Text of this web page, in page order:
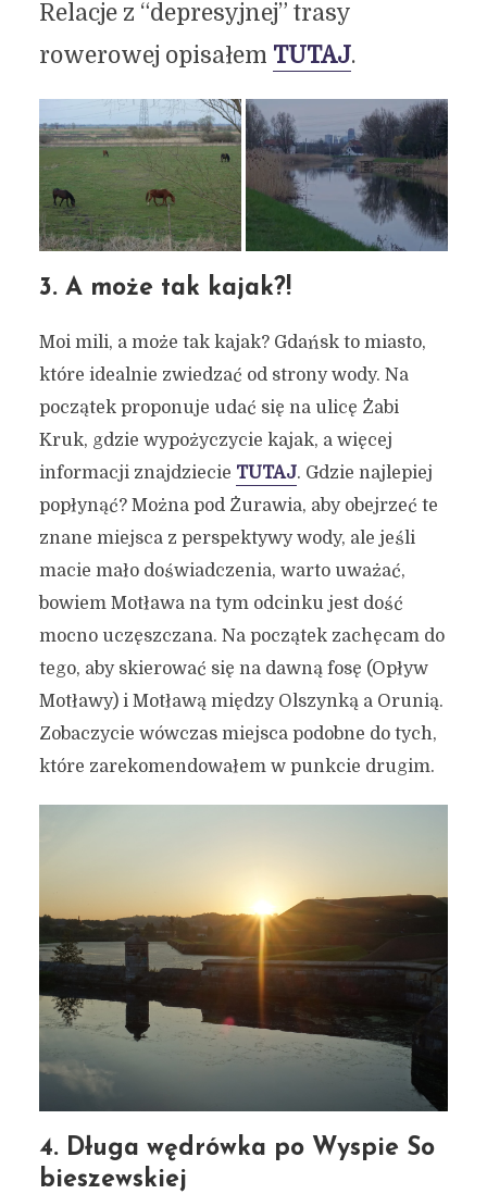
Relacje z “depresyjnej” trasy
rowerowej opisałem TUTAJ.
3. A może tak kajak?!
Moi mili, a może tak kajak? Gdańsk to miasto,
które idealnie zwiedzać od strony wody. Na
początek proponuje udać się na ulicę Żabi
Kruk, gdzie wypożyczycie kajak, a więcej
informacji znajdziecie TUTAJ. Gdzie najlepiej
popłynąć? Można pod Żurawia, aby obejrzeć te
znane miejsca z perspektywy wody, ale jeśli
macie mało doświadczenia, warto uważać,
bowiem Motława na tym odcinku jest dość
mocno uczęszczana. Na początek zachęcam do
tego, aby skierować się na dawną fosę (Opływ
Motławy) i Motławą między Olszynką a Orunią.
Zobaczycie wówczas miejsca podobne do tych,
które zarekomendowałem w punkcie drugim.
4. Długa wędrówka po Wyspie So
bieszewskiej